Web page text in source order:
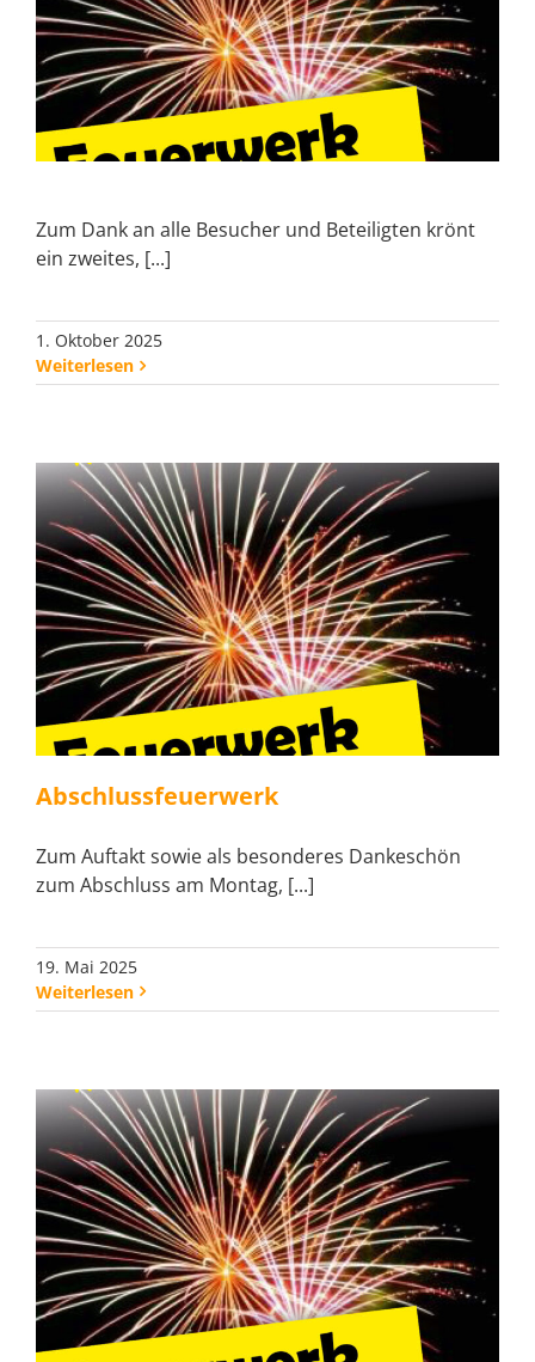
Zum Dank an alle Besucher und Beteiligten krönt
ein zweites, [...]
1. Oktober 2025
Weiterlesen
Abschlussfeuerwerk
Zum Auftakt sowie als besonderes Dankeschön
zum Abschluss am Montag, [...]
19. Mai 2025
Weiterlesen